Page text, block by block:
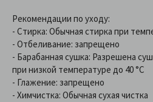
Рекомендации по уходу:
- Стирка: Обычная стирка при
- Отбеливание: запрещено
- Барабанная сушка: Разрешена
при низкой температуре до 40 °C
- Глажение: запрещено
- Химчистка: Обычная сухая чистка